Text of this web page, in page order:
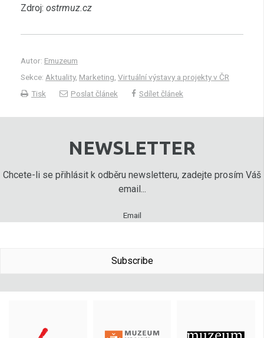
Zdroj: ostrmuz.cz
Autor: Emuzeum
Sekce: Aktuality, Marketing Virtuální výstavy a projekty v ČR
Tisk
Poslat článek Sdílet článek
NEWSLETTER
Chcete-li se přihlásit k odběru newsletteru, zadejte prosím Váš
email...
Email
Subscribe